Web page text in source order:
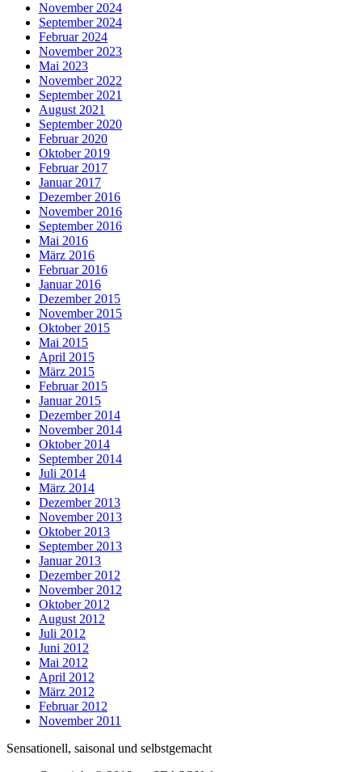
November 2024
September 2024
Februar 2024
November 2023
Mai 2023
November 2022
September 2021
August 2021
September 2020
Februar 2020
Oktober 2019
Februar 2017
Januar 2017
Dezember 2016
November 2016
September 2016
Mai 2016
März 2016
Februar 2016
Januar 2016
Dezember 2015
November 2015
Oktober 2015
Mai 2015
April 2015
März 2015
Februar 2015
Januar 2015
Dezember 2014
November 2014
Oktober 2014
September 2014
Juli 2014
März 2014
Dezember 2013
November 2013
Oktober 2013
September 2013
Januar 2013
Dezember 2012
November 2012
Oktober 2012
August 2012
Juli 2012
Juni 2012
Mai 2012
April 2012
März 2012
Februar 2012
November 2011
Sensationell, saisonal und selbstgemacht